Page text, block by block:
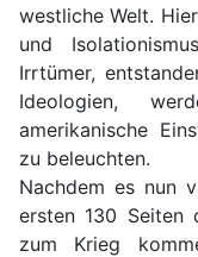
westliche Welt.
und
Irrtümer,
Ideologien,
amerikanische
zu beleuchten.
Nachdem es nun
ersten 130 Seiten
zum Krieg